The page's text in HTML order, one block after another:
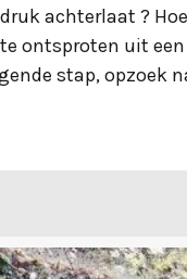
achterlaat ?
ontsproten uit een
stap, opzoek